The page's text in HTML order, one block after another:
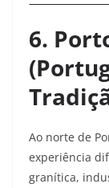
6.
Ao norte de
experiência
granítica,